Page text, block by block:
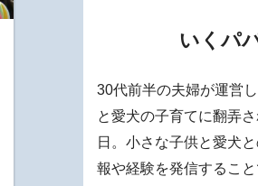
いくパ
30代前半の夫婦が運営
と愛犬の子育てに翻弄
日。小さな子供と愛犬
報や経験を発信するこ